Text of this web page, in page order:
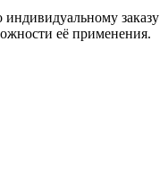
заказу
её применения.